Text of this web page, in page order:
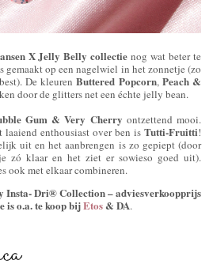
X Jelly Belly collectie nog wat beter te
gemaakt op een nagelwiel in het zonnetje (zo
De kleurenButtered Popcorn, Peach &
door de glitters net een échte jelly bean.
Gum & Very Cherry ontzettend mooi.
enthousiast over ben is Tutti-Fruitti!
uit en het aanbrengen is zo gepiept (door
zó klaar en het ziet er sowieso goed uit).
ook met elkaar combineren.
Insta- Dri® Collection – adviesverkoopprijs
is o.a. te koop bijEtos& DA.